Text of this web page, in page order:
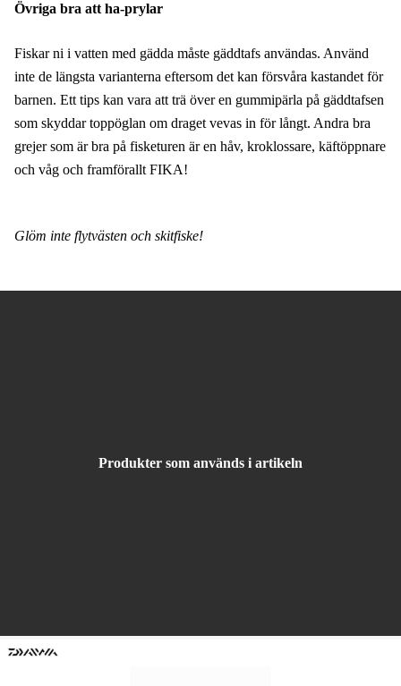
Övriga bra att ha-prylar
Fiskar ni i vatten med gädda måste gäddtafs användas. Använd
inte de längsta varianterna eftersom det kan försvåra kastandet för
barnen. Ett tips kan vara att trä över en gummipärla på gäddtafsen
som skyddar toppöglan om draget vevas in för långt. Andra bra
grejer som är bra på fisketuren är en håv, kroklossare, käftöppnare
och våg och framförallt FIKA!
Glöm inte flytvästen och skitfiske!
Produkter som används i artikeln